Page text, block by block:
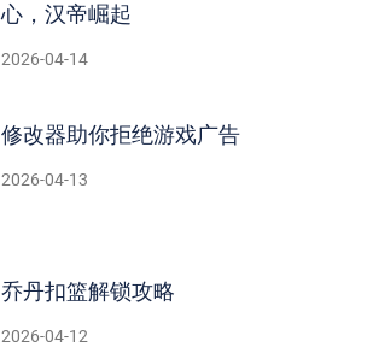
心，汉帝崛起
2026-04-14
修改器助你拒绝游戏广告
2026-04-13
乔丹扣篮解锁攻略
2026-04-12